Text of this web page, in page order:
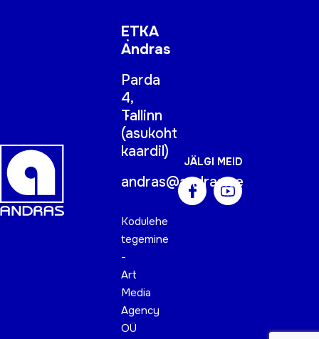
ETKA
Andras
Parda
4,
Tallinn
(asukoht
kaardil)
andras@andras.ee
Kodulehe
tegemine
-
Art
Media
Agency
OÜ
JÄLGI MEID